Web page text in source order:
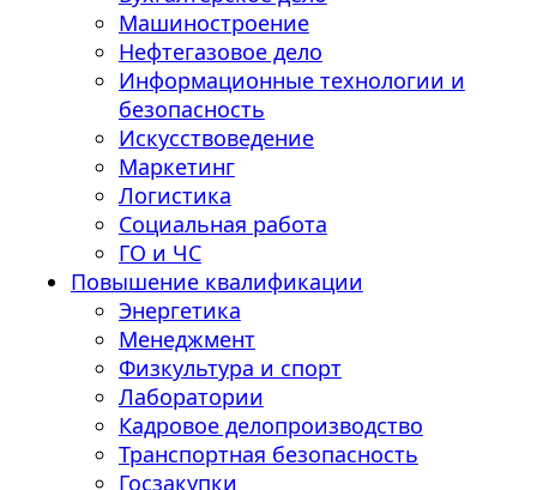
Машиностроение
Нефтегазовое дело
Информационные технологии и
безопасность
Искусствоведение
Маркетинг
Логистика
Социальная работа
ГО и ЧС
Повышение квалификации
Энергетика
Менеджмент
Физкультура и спорт
Лаборатории
Кадровое делопроизводство
Транспортная безопасность
Госзакупки